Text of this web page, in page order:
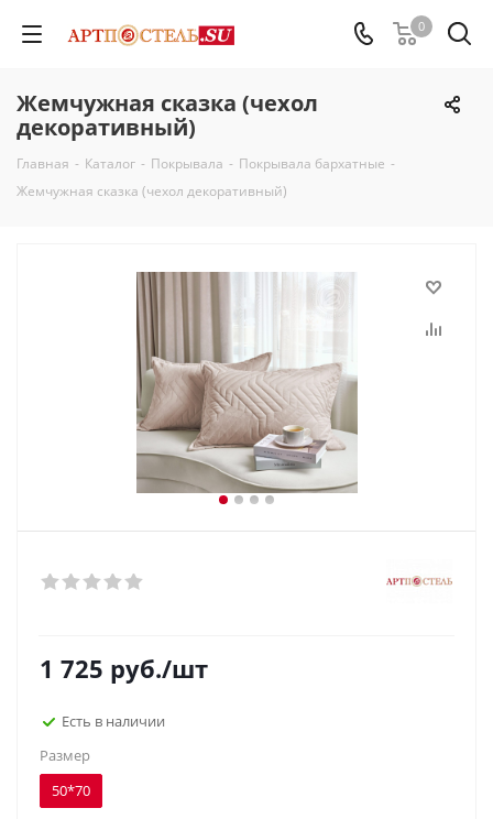
0
Жемчужная сказка (чехол
декоративный)
Главная - Каталог - Покрывала - Покрывала бархатные -
Жемчужная сказка (чехол декоративный)
1 725 руб./шт
Есть в наличии
Размер
50*70